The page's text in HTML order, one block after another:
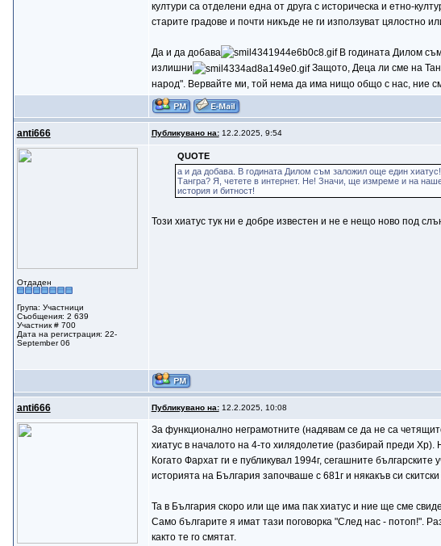
култури са отделени една от друга с историческа и етно-
старите градове и почти никъде не ги използуват цялостно
Да и да добава
В годината Дилом
излишни
Защото, Деца ли сме на
народ". Вервайте ми, той нема да има нищо общо с нас, ние
anti666 Публикувано на:12.2.2025, 9:54
Отдаден
Група: Участници
Съобщения: 2 639
Участник # 700
Дата на регистрация: 22-
September 06
QUOTE
а и да добава. В годината Дилом съм заложил още един
Тангра? Я, четете в интернет. Не! Значи, ще измреме и на
история и битност!
Този хиатус тук ни е добре известен и не е нещо ново под
anti666 Публикувано на:12.2.2025, 10:08
За функционално неграмотните (надявам се да не са
хиатус в началото на 4-то хилядолетие (разбирай преди
Когато Фархат ги е публикувал 1994г, сегашните
историята на България започваше с 681г и някакъв си
Та в България скоро или ще има пак хиатус и ние ще сме
Само българите я имат тази поговорка "След нас - потоп!".
както те го смятат.